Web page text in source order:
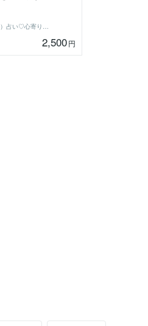
MAKO（マコ）占い♡心寄り添うヒーラー
2,500円